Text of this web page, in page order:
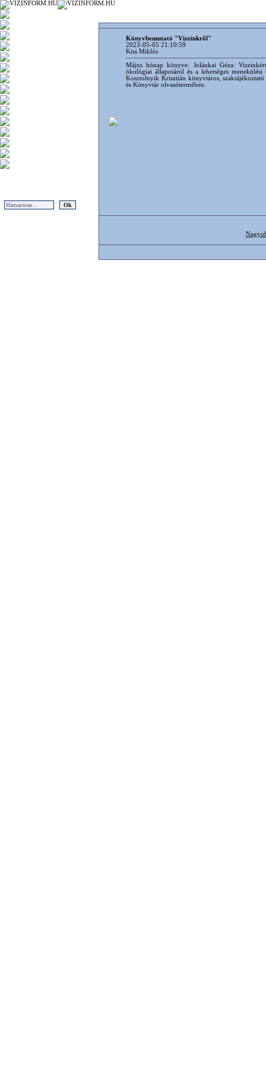
Könyvbemutató "Vizeinkről"
2023-05-05 21:10:59
Kiss Miklós
Május hónap könyve: Jolánkai Géza:
ökológiai állapotáról és a lehetséges
Kosztolnyik Krisztián könyvtáros,
és Könyvtár olvasótermében.